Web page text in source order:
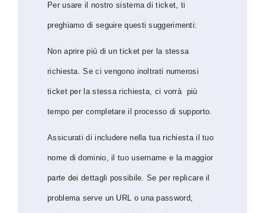
Per usare il nostro sistema di ticket, ti
preghiamo di seguire questi suggerimenti:
Non aprire più di un ticket per la stessa
richiesta. Se ci vengono inoltrati numerosi
ticket per la stessa richiesta, ci vorrà più
tempo per completare il processo di supporto.
Assicurati di includere nella tua richiesta il tuo
nome di dominio, il tuo username e la maggior
parte dei dettagli possibile. Se per replicare il
problema serve un URL o una password,